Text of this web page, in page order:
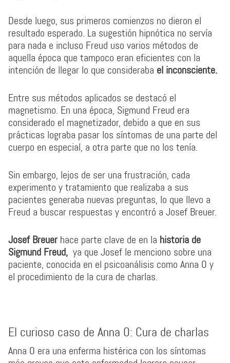
Desde luego, sus primeros comienzos no dieron el
resultado esperado. La sugestión hipnótica no servía
para nada e incluso Freud uso varios métodos de
aquella época que tampoco eran eficientes con la
intención de llegar lo que consideraba el inconsciente.
Entre sus métodos aplicados se destacó el
magnetismo. En una época, Sigmund Freud era
considerado el magnetizador, debido a que en sus
prácticas lograba pasar los síntomas de una parte del
cuerpo en especial, a otra parte que no los tenía.
Sin embargo, lejos de ser una frustración, cada
experimento y tratamiento que realizaba a sus
pacientes generaba nuevas preguntas, lo que llevo a
Freud a buscar respuestas y encontró a Josef Breuer.
Josef Breuerhace parte clave de en la historia de
Sigmund Freud, ya que Josef le menciono sobre una
paciente, conocida en el psicoanálisis como Anna O y
el procedimiento de la cura de charlas.
El curioso caso de Anna O: Cura de charlas
Anna O era una enferma histérica con los síntomas